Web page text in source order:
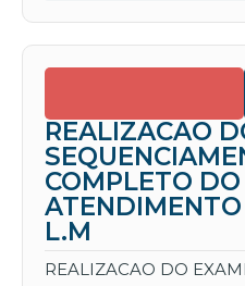
REALIZACAO
COMPLETO
L.M
REALIZACAO DO